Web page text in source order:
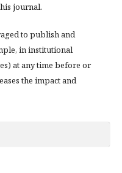
journal.
to publish and
in institutional
at any time before or
the impact and